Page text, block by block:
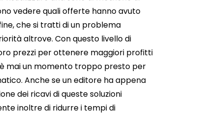
vedere quali offerte hanno avuto
che si tratti di un problema
altrove. Con questo livello di
prezzi per ottenere maggiori profitti
mai un momento troppo presto per
Anche se un editore ha appena
dei ricavi di queste soluzioni
inoltre di ridurre i tempi di